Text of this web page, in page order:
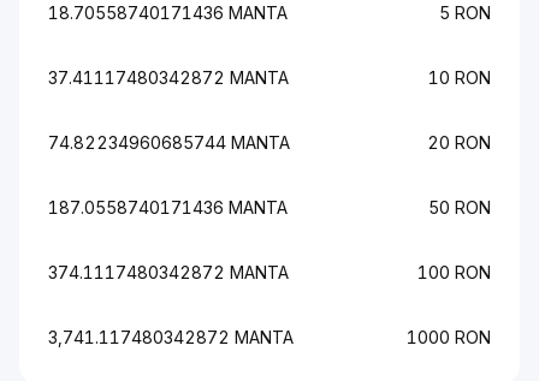
18.70558740171436 MANTA 5 RON
37.41117480342872 MANTA 10 RON
74.82234960685744 MANTA 20 RON
187.0558740171436 MANTA 50 RON
374.1117480342872 MANTA 100 RON
3,741.117480342872 MANTA 1000 RON